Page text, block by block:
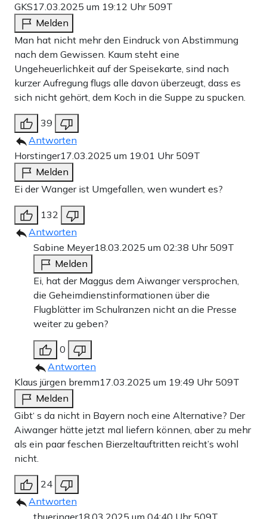
GKS17.03.2025 um 19:12 Uhr 509T
Melden
Man hat nicht mehr den Eindruck von Abstimmung
nach dem Gewissen. Kaum steht eine
Ungeheuerlichkeit auf der Speisekarte, sind nach
kurzer Aufregung flugs alle davon überzeugt, dass es
sich nicht gehört, dem Koch in die Suppe zu spucken.
39
Antworten
Horstinger17.03.2025 um 19:01 Uhr 509T
Melden
Ei der Wanger ist Umgefallen, wen wundert es?
132
Antworten
Sabine Meyer18.03.2025 um 02:38 Uhr 509T
Melden
Ei, hat der Maggus dem Aiwanger versprochen,
die Geheimdienstinformationen über die
Flugblätter im Schulranzen nicht an die Presse
weiter zu geben?
0
Antworten
Klaus jürgen bremm17.03.2025 um 19:49 Uhr 509T
Melden
Gibt‘ s da nicht in Bayern noch eine Alternative? Der
Aiwanger hätte jetzt mal liefern können, aber zu mehr
als ein paar feschen Bierzeltauftritten reicht’s wohl
nicht.
24
Antworten